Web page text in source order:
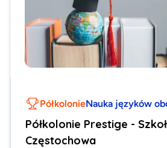
PółkolonieNauka języków
Półkolonie Prestige -
Częstochowa